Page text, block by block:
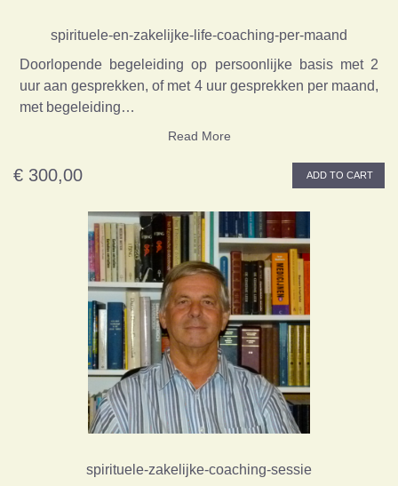
spirituele-en-zakelijke-life-coaching-per-maand
Doorlopende begeleiding op persoonlijke basis met 2
uur aan gesprekken, of met 4 uur gesprekken per maand,
met begeleiding…
Read More
€ 300,00 ADD TO CART
spirituele-zakelijke-coaching-sessie